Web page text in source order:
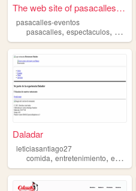
The web site of pasacalles-e...
pasacalles-eventos
pasacalles, espectaculos, eventos
Daladar
leticiasantiago27
comida, entretenimiento, eventos